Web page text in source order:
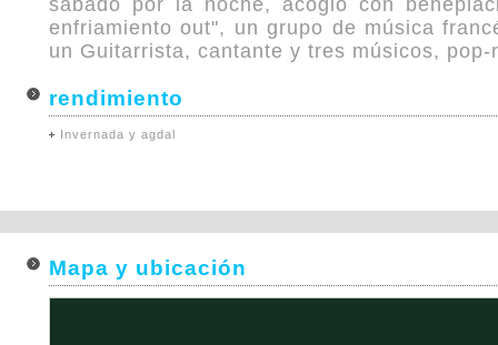
sábado por la noche, acogió con
enfriamiento out", un grupo de música
un Guitarrista, cantante y tres músicos, pop-
rendimiento
Invernada y agdal
Mapa y ubicación